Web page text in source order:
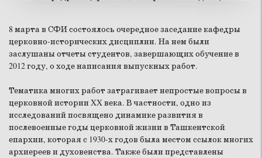
8 марта в СФИ состоялось очередное заседание кафедры
церковно-исторических дисциплин. На нем были
заслушаны отчеты студентов, завершающих обучение в
2012 году, о ходе написания выпускных работ.
Тематика многих работ затрагивает непростые вопросы в
церковной истории XX века. В частности, одно из
исследований посвящено динамике развития в
послевоенные годы церковной жизни в Ташкентской
епархии, которая с 1930-х годов была местом ссылок многих
архиереев и духовенства. Также были представлены